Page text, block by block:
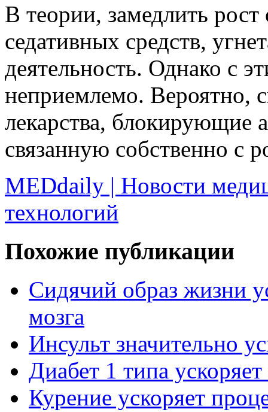
В теории, замедлить
седативных средств,
деятельность. Однако с
неприемлемо. Вероятно,
лекарства, блокирующие
связанную собственно с
MEDdaily | Новости
технологий
Похожие публикации
Сидячий образ жизни
мозга
Инсульт значительно
Диабет 1 типа
Курение ускоряет